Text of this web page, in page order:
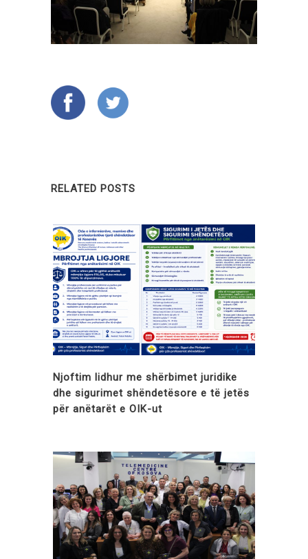
RELATED POSTS
Njoftim lidhur me shërbimet juridike
dhe sigurimet shëndetësore e të jetës
për anëtarët e OIK-ut